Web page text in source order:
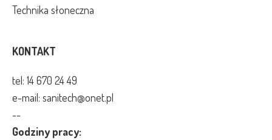
Technika słoneczna
KONTAKT
tel: 14 670 24 49
e-mail: sanitech@onet.pl
--
Godziny pracy: